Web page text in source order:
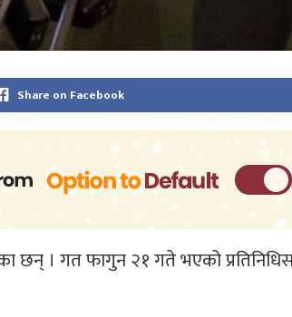
Share on Facebook
छन् । गत फागुन २१ गते भएको